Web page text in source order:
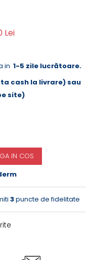
Lei
in 1-5 zile lucrătoare.
cash la livrare) sau
site)
IN COS
3puncte de fidelitate